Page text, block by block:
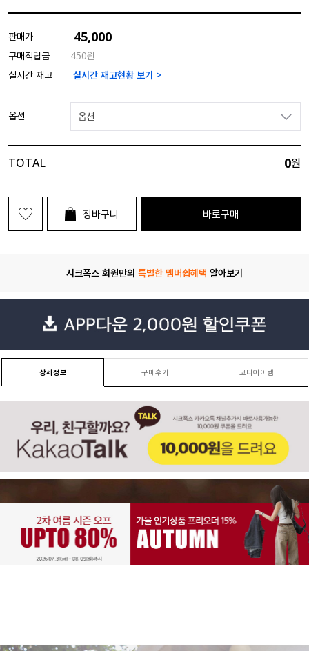
판매가 45,000
구매적립금
450원
실시간 재고
실시간 재고현황 보기 >
옵션 옵션
TOTAL 0원
장바구니 바로구매
시크폭스 회원만의 특별한 멤버쉽혜택 알아보기
상세정보 구매후기 코디아이템